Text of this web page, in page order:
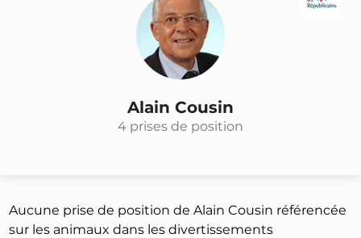
Alain Cousin
4 prises de position
Aucune prise de position de Alain Cousin référencée
sur les animaux dans les divertissements